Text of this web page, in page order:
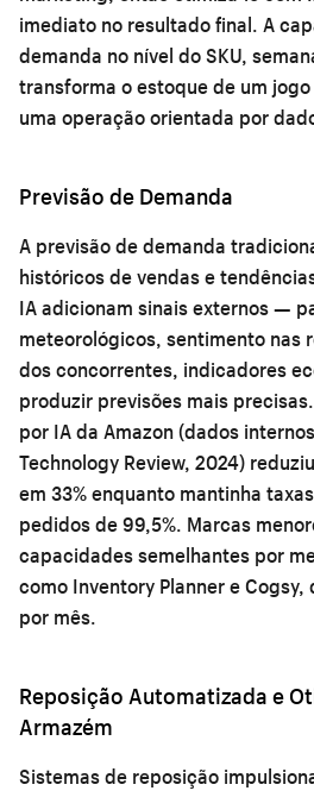
imediato no resultado final. A
demanda no nível do SKU,
transforma o estoque de um
uma operação orientada por
Previsão de Demanda
A previsão de demanda
históricos de vendas e
IA adicionam sinais externos —
meteorológicos, sentimento nas
dos concorrentes, indicadores
produzir previsões mais
por IA da Amazon (dados
Technology Review, 2024)
em 33% enquanto mantinha
pedidos de 99,5%. Marcas
capacidades semelhantes por
como Inventory Planner e
por mês.
Reposição Automatizada e
Armazém
Sistemas de reposição